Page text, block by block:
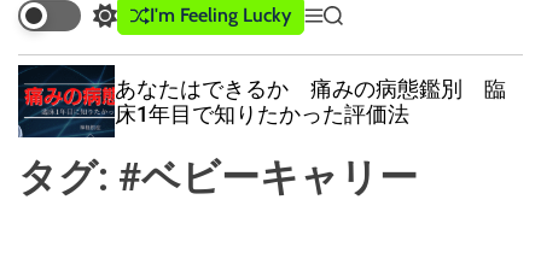
S
w
i
t
c
c
o
I'm Feeling Lucky
M
e
n
u
S
e
r
c
あなたはできるか 痛みの病態鑑別 臨
床1年目で知りたかった評価法
タグ: #ベビーキャリー